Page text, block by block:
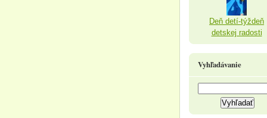
Deň detí-týždeň
detskej radosti
Vyhľadávanie